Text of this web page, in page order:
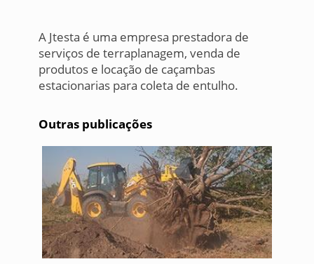
A Jtesta é uma empresa prestadora de
serviços de terraplanagem, venda de
produtos e locação de caçambas
estacionarias para coleta de entulho.
Outras publicações